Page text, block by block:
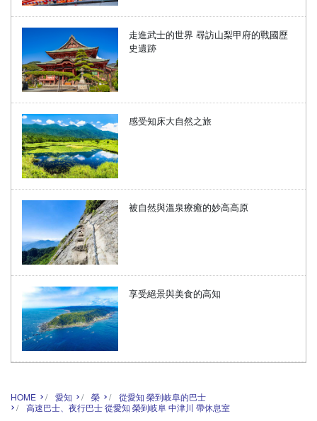
走進武士的世界 尋訪山梨甲府的戰國歷
史遺跡
感受知床大自然之旅
被自然與溫泉療癒的妙高高原
享受絕景與美食的高知
HOME 愛知 榮
從愛知 榮到岐阜的巴士
高速巴士、夜行巴士 從愛知 榮到岐阜 中津川 帶休息室